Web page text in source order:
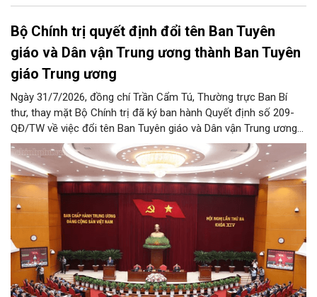
Bộ Chính trị quyết định đổi tên Ban Tuyên
giáo và Dân vận Trung ương thành Ban Tuyên
giáo Trung ương
Ngày 31/7/2026, đồng chí Trần Cẩm Tú, Thường trực Ban Bí
thư, thay mặt Bộ Chính trị đã ký ban hành Quyết định số 209-
QĐ/TW về việc đổi tên Ban Tuyên giáo và Dân vận Trung ương
thành Ban Tuyên giáo Trung ương.